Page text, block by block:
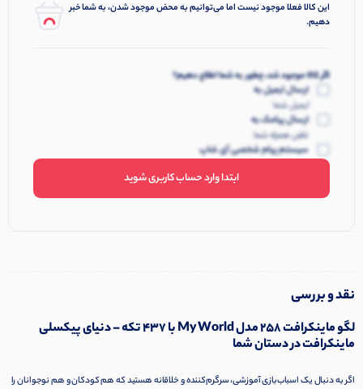
این کالا فعلا موجود نیست اما می‌توانیم به محض موجود شدن، به شما خبر
دهیم.
اگر کالا موجود شد، چطور به شما اطلاع دهیم؟
ارسال ایمیل به
ایمیل شما
ارسال پیامک به
تلفن همراه شما
سیستم پیام شخصی آی شاپ
ابتدا وارد حساب کاربری شوید
نقد و بررسی
لگو ماینکرافت 258 مدل My World با 437 تکه – دنیای پیکسلی
ماینکرافت در دستان شما
اگر به دنبال یک اسباب‌بازی آموزشی، سرگرم‌کننده و خلاقانه هستید که هم کودکان و هم نوجوانان را